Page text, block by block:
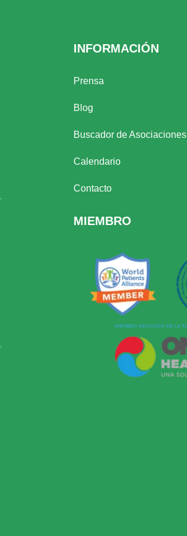
INFORMACIÓN
Prensa
Blog
Buscador de Asociaciones
Calendario
Contacto
MIEMBRO